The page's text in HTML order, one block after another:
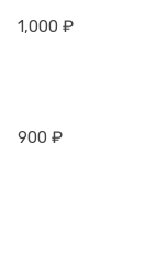
1,000 ₽
900 ₽